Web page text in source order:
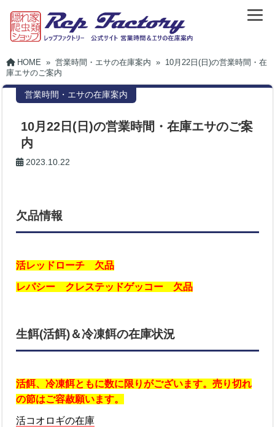
HOME » 営業時間・エサの在庫案内 » 10月22日(日)の営業時間・在
庫エサのご案内
営業時間・エサの在庫案内
10月22日(日)の営業時間・在庫エサのご案
内
2023.10.22
欠品情報
活レッドローチ 欠品
レパシー クレステッドゲッコー 欠品
生餌(活餌)＆冷凍餌の在庫状況
活餌、冷凍餌ともに数に限りがございます。売り切れ
の節はご容赦願います。
活コオロギの在庫